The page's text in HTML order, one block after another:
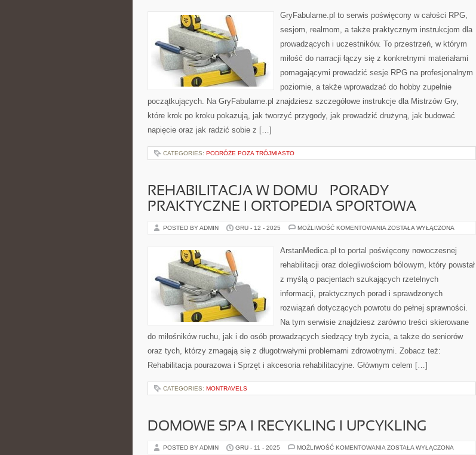
ŚWIATÓW
AUTORSKICH
GryFabularne.pl to serwis poświęcony w całości RPG,
sesjom, realmom, a także praktycznym instrukcjom dla
prowadzących i uczestników. To przestrzeń, w którym
miłość do narracji łączy się z konkretnymi materiałami
pomagającymi prowadzić sesje RPG na profesjonalnym
poziomie, a także wprowadzać do hobby zupełnie
początkujących. Na GryFabularne.pl znajdziesz szczegółowe instrukcje dla Mistrzów Gry,
które krok po kroku pokazują, jak tworzyć przygody, jak prowadzić drużyną, jak budować
napięcie oraz jak radzić sobie z […]
CATEGORIES: PODRÓŻE POZA TRÓJMIASTO
REHABILITACJA W DOMU – PORADY
PRAKTYCZNE I ORTOPEDIA SPORTOWA
POSTED BY ADMIN GRU - 12 - 2025 MOŻLIWOŚĆ KOMENTOWANIA REHABILITACJA
–
PORADY
I
SPORTOWA
ZOSTAŁA WYŁĄCZONA
ArstanMedica.pl to portal poświęcony nowoczesnej
rehabilitacji oraz dolegliwościom bólowym, który powstał
z myślą o pacjentach szukających rzetelnych
informacji, praktycznych porad i sprawdzonych
rozwiązań dotyczących powrotu do pełnej sprawności.
Na tym serwisie znajdziesz zarówno treści skierowane
do miłośników ruchu, jak i do osób prowadzących siedzący tryb życia, a także do seniorów
oraz tych, którzy zmagają się z długotrwałymi problemami zdrowotnymi. Zobacz też:
Rehabilitacja pourazowa i Sprzęt i akcesoria rehabilitacyjne. Głównym celem […]
CATEGORIES: MONTRAVELS
DOMOWE SPA I RECYKLING I UPCYKLING
POSTED BY ADMIN GRU - 11 - 2025 MOŻLIWOŚĆ KOMENTOWANIA DOMOWE
ZOSTAŁA WYŁĄCZONA